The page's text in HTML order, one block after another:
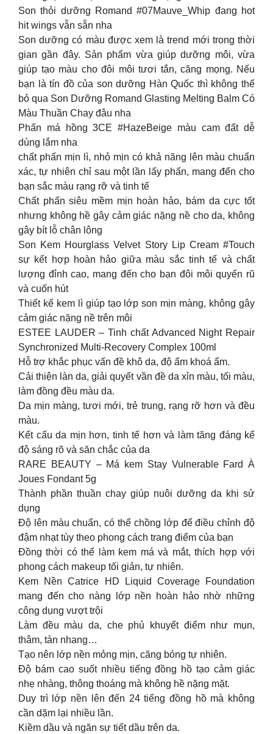
Son thỏi dưỡng Romand #07Mauve_Whip đang hot
hit wings vẫn sẵn nha
Son dưỡng có màu được xem là trend mới trong thời
gian gần đây. Sản phẩm vừa giúp dưỡng môi, vừa
giúp tạo màu cho đôi môi tươi tắn, căng mọng. Nếu
bạn là tín đồ của son dưỡng Hàn Quốc thì không thể
bỏ qua Son Dưỡng Romand Glasting Melting Balm Có
Màu Thuần Chay đâu nha
Phấn má hồng 3CE #HazeBeige màu cam đất dễ
dùng lắm nha
chất phấn mịn lì, nhỏ mịn có khả năng lên màu chuẩn
xác, tự nhiên chỉ sau một lần lấy phấn, mang đến cho
bạn sắc màu rạng rỡ và tinh tế
Chất phấn siêu mềm mịn hoàn hảo, bám da cực tốt
nhưng không hề gây cảm giác nặng nề cho da, không
gây bít lỗ chân lông
Son Kem Hourglass Velvet Story Lip Cream #Touch
sự kết hợp hoàn hảo giữa màu sắc tinh tế và chất
lượng đỉnh cao, mang đến cho bạn đôi môi quyến rũ
và cuốn hút
Thiết kế kem lì giúp tạo lớp son mịn màng, không gây
cảm giác nặng nề trên môi
ESTEE LAUDER – Tinh chất Advanced Night Repair
Synchronized Multi-Recovery Complex 100ml
Hỗ trợ khắc phục vấn đề khô da, độ ẩm khoá ẩm.
Cải thiện làn da, giải quyết vần đề da xỉn màu, tối màu,
làm đồng đều màu da.
Da mịn màng, tươi mới, trẻ trung, rạng rỡ hơn và đều
màu.
Kết cấu da mịn hơn, tinh tế hơn và làm tăng đáng kể
độ sáng rõ và săn chắc của da
RARE BEAUTY – Má kem Stay Vulnerable Fard À
Joues Fondant 5g
Thành phần thuần chay giúp nuôi dưỡng da khi sử
dụng
Độ lên màu chuẩn, có thể chồng lớp để điều chỉnh độ
đậm nhạt tùy theo phong cách trang điểm của bạn
Đồng thời có thể làm kem má và mắt, thích hợp với
phong cách makeup tối giản, tự nhiên.
Kem Nền Catrice HD Liquid Coverage Foundation
mang đến cho nàng lớp nền hoàn hảo nhờ những
công dụng vượt trội
Làm đều màu da, che phủ khuyết điểm như mụn,
thâm, tàn nhang…
Tạo nên lớp nền mỏng mịn, căng bóng tự nhiên.
Độ bám cao suốt nhiều tiếng đồng hồ tạo cảm giác
nhẹ nhàng, thông thoáng mà không hề nặng mặt.
Duy trì lớp nền lên đến 24 tiếng đồng hồ mà không
cần dặm lại nhiều lần.
Kiềm dầu và ngăn sự tiết dầu trên da.